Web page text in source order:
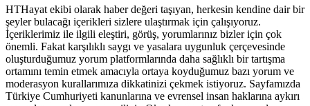
HTHayat ekibi olarak haber değeri taşıyan, herkesin kendine dair bir
şeyler bulacağı içerikleri sizlere ulaştırmak için çalışıyoruz.
İçeriklerimiz ile ilgili eleştiri, görüş, yorumlarınız bizler için çok
önemli. Fakat karşılıklı saygı ve yasalara uygunluk çerçevesinde
oluşturduğumuz yorum platformlarında daha sağlıklı bir tartışma
ortamını temin etmek amacıyla ortaya koyduğumuz bazı yorum ve
moderasyon kurallarımıza dikkatinizi çekmek istiyoruz. Sayfamızda
Türkiye Cumhuriyeti kanunlarına ve evrensel insan haklarına aykırı